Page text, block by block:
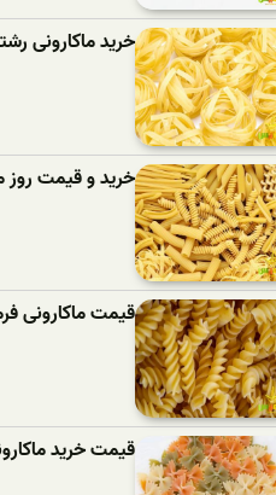
خرید ماکارونی
خرید و قیمت روز
قیمت ماکارونی
قیمت خرید